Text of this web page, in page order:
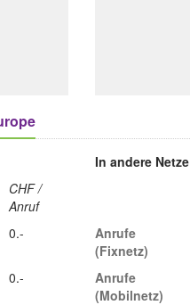
CHF /
Anruf
0.-
0.-
In andere Netze
Anrufe
(Fixnetz)
Anrufe
(Mobilnetz)